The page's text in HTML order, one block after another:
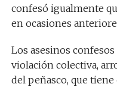
confesó igualmente
en ocasiones
Los asesinos
violación colectiva,
del peñasco, que